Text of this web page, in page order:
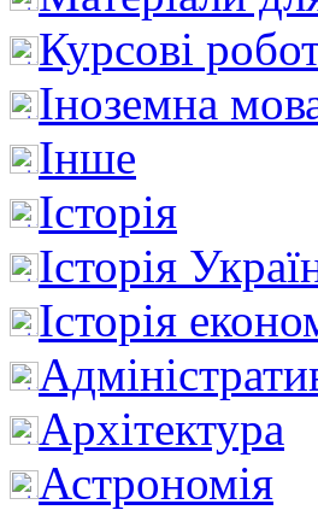
Курсові
Іноземна
Інше
Історія
Історія
Історія
Архітектура
Астрономія